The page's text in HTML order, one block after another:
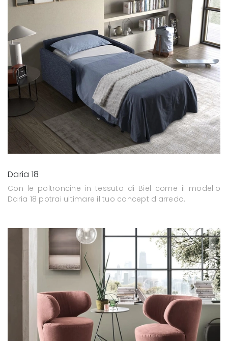
Daria 18
Con le poltroncine in tessuto di Biel come il modello
Daria 18 potrai ultimare il tuo concept d'arredo.